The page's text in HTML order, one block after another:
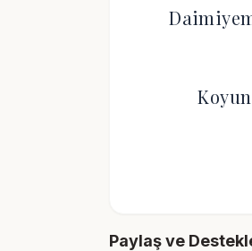
Paylaş ve